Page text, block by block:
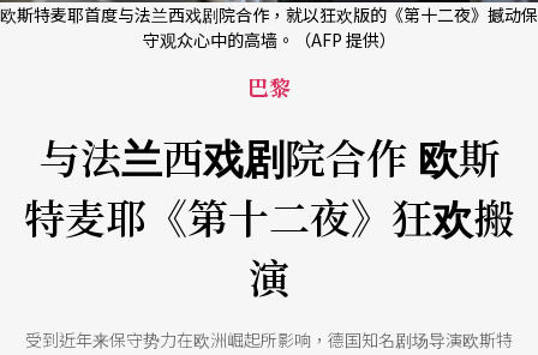
欧斯特麦耶首度与法兰西戏剧院合作，就以狂欢版的《第十二夜》撼动保
守观众心中的高墙。（AFP 提供）
巴黎
与法兰西戏剧院合作 欧斯
特麦耶《第十二夜》狂欢搬
演
受到近年来保守势力在欧洲崛起所影响，德国知名剧场导演欧斯特